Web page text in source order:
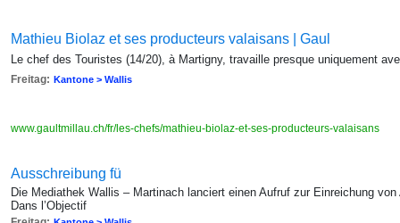
Mathieu Biolaz et ses producteurs valaisans | Gaul
Le chef des Touristes (14/20), à Martigny, travaille presque uniquement
Freitag: Kantone > Wallis
www.gaultmillau.ch/fr/les-chefs/mathieu-biolaz-et-ses-producteurs-valaisans
Ausschreibung fü
Die Mediathek Wallis – Martinach lanciert einen Aufruf zur Einreichung
Dans l’Objectif